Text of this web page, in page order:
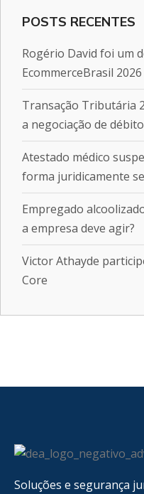
POSTS RECENTES
Rogério David foi um
EcommerceBrasil 2026
Transação Tributária
a negociação de
Atestado médico
forma juridicamente
Empregado
a empresa deve agir?
Victor Athayde
Core
Soluções e segurança